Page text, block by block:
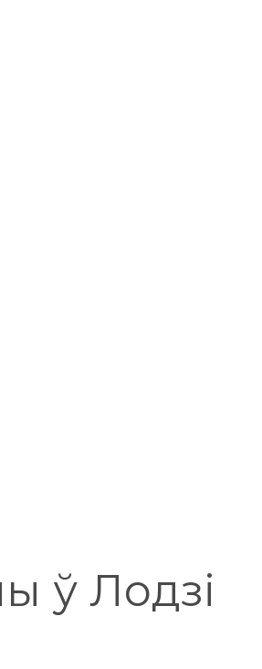
ў Лодзі